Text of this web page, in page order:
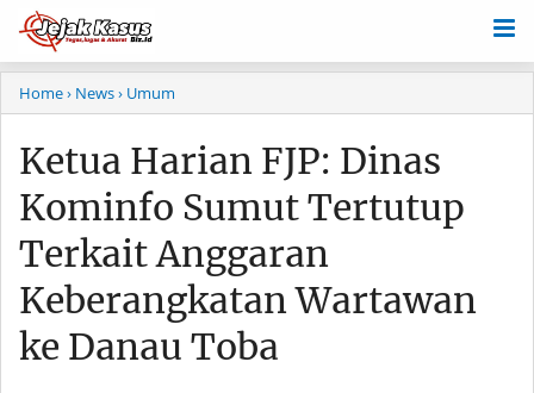
Home› News› Umum
Ketua Harian FJP: Dinas
Kominfo Sumut Tertutup
Terkait Anggaran
Keberangkatan Wartawan
ke Danau Toba